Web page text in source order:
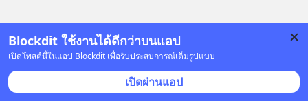
Blockdit ใช้งานได้ดีกว่าบนแอป
เปิดโพสต์นี้ในแอป Blockdit เพื่อรับประสบการณ์เต็มรูปแบบ
เปิดผ่านแอป